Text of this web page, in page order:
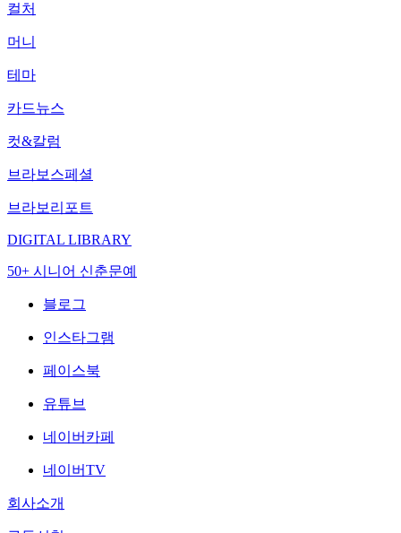
컬처
머니
테마
카드뉴스
컷&칼럼
브라보스페셜
브라보리포트
DIGITAL LIBRARY
50+ 시니어 신춘문예
블로그
인스타그램
페이스북
유튜브
네이버카페
네이버TV
회사소개